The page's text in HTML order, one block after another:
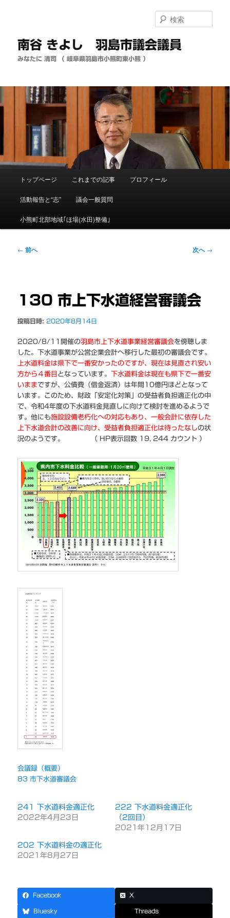
移
南谷 きよし 羽島市議会議員
みなたに 清司 （ 岐阜県羽島市小熊町東小熊 ）
索
ュ
トップページ これまでの記事 プロフィール
活動報告と“志” 議会一般質問
小熊町北部地域｢ほ場(水田)整備｣
投
ョ
← 前へ 次へ→
130 市上下水道経営審議会
投稿日時: 2020年8月14日
2020/8/11開催の羽島市上下水道事業経営審議会を傍聴しま
した。下水道事業が公営企業会計へ移行した最初の審議会です。
上水道料金は県下で一番安かったのですが、現在は見直され安い
方から４番目 となっています。
下水道料金は現在も県下で一番安
いままですが、公債費（借金返済）は年間10億円ほどとなって
います。このため、財政「安定化対策」の受益者負担適正化の中
で、令和4年度の下水道料金見直しに向けて検討を進めるようで
す。他にも施設設備老朽化への対応もあり、一般会計に依存した
上下水道会計の改善に向け、受益者負担適正化は待ったなしの状
況のようです。 （ HP表示回数 19, 244 カウント ）
会議録（概要）
83 市下水道審議会
241 下水道料金適正化
2022年4月23日
222 下水道料金適正化
（2回目）
2021年12月17日
202 下水道料金の適正化
2021年8月27日
Facebook X
Bluesky Threads